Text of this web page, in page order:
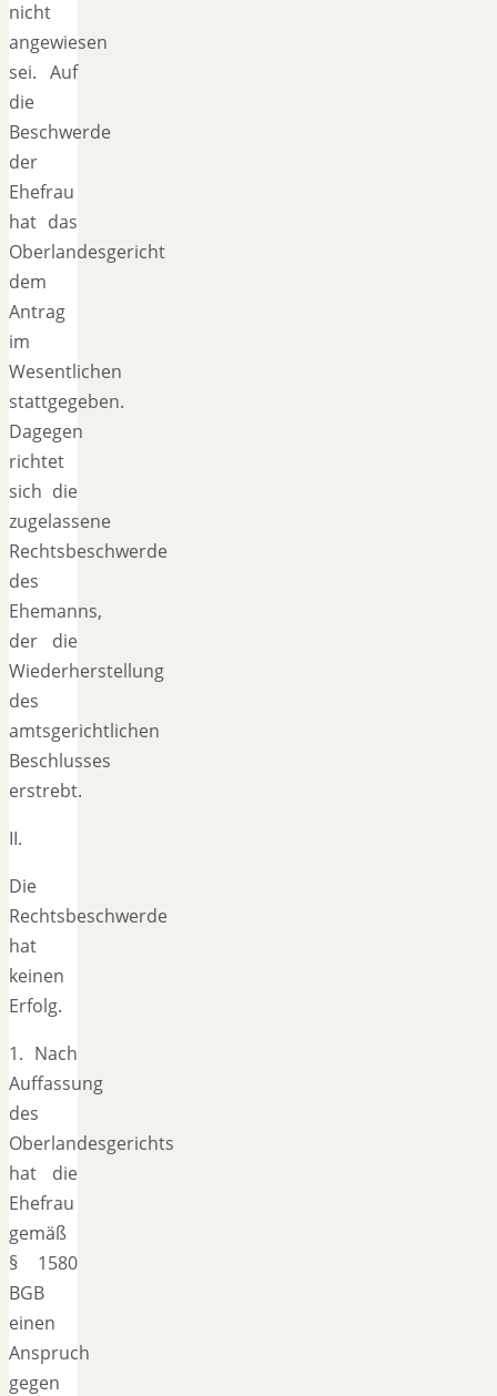
nicht
angewiesen
sei. Auf
die
Beschwerde
der
Ehefrau
hat das
Oberlandesgericht
dem
Antrag
im
Wesentlichen
stattgegeben.
Dagegen
richtet
sich die
zugelassene
Rechtsbeschwerde
des
Ehemanns,
der die
Wiederherstellung
des
amtsgerichtlichen
Beschlusses
erstrebt.
II.
Die
Rechtsbeschwerde
hat
keinen
Erfolg.
1. Nach
Auffassung
des
Oberlandesgerichts
hat die
Ehefrau
gemäß
§ 1580
BGB
einen
Anspruch
gegen